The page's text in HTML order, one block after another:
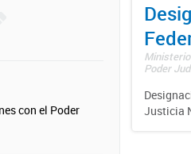
con el Poder
Poder
Justicia